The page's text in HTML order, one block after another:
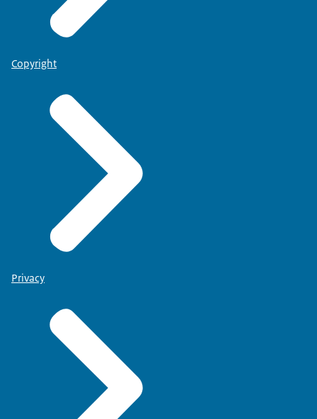
Copyright
Privacy